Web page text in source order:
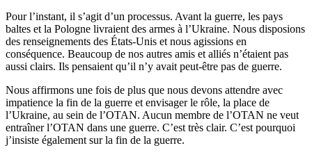
Pour l’instant, il s’agit d’un processus. Avant la guerre, les pays
baltes et la Pologne livraient des armes à l’Ukraine. Nous disposions
des renseignements des États-Unis et nous agissions en
conséquence. Beaucoup de nos autres amis et alliés n’étaient pas
aussi clairs. Ils pensaient qu’il n’y avait peut-être pas de guerre.
Nous affirmons une fois de plus que nous devons attendre avec
impatience la fin de la guerre et envisager le rôle, la place de
l’Ukraine, au sein de l’OTAN. Aucun membre de l’OTAN ne veut
entraîner l’OTAN dans une guerre. C’est très clair. C’est pourquoi
j’insiste également sur la fin de la guerre.